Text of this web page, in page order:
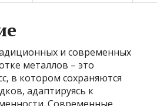
и современных
металлов – это
в котором сохраняются
адаптируясь к